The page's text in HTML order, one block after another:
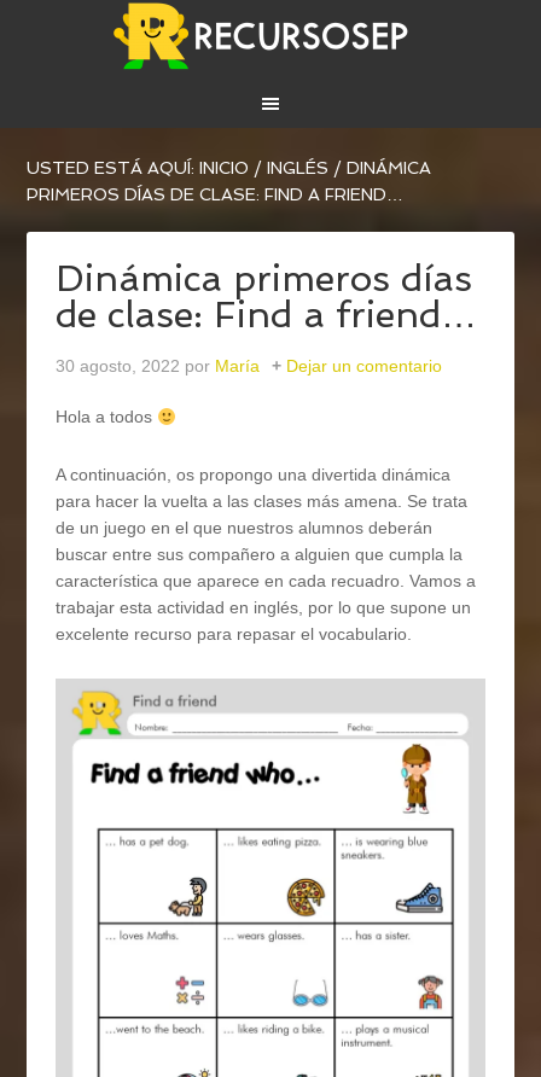
USTED ESTÁ AQUÍ:INICIO / INGLÉS / DINÁMICA
PRIMEROS DÍAS DE CLASE: FIND A FRIEND…
Dinámica primeros días
de clase: Find a friend…
30 agosto, 2022 por María Dejar un comentario
Hola a todos
A continuación, os propongo una divertida dinámica
para hacer la vuelta a las clases más amena. Se trata
de un juego en el que nuestros alumnos deberán
buscar entre sus compañero a alguien que cumpla la
característica que aparece en cada recuadro. Vamos a
trabajar esta actividad en inglés, por lo que supone un
excelente recurso para repasar el vocabulario.